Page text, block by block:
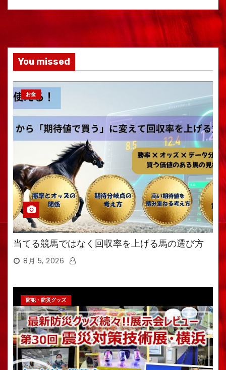
You missed
お金
当てる競馬ではなく回収率を上げる馬の選び方
8月 5, 2026
防犯・防災グッズ